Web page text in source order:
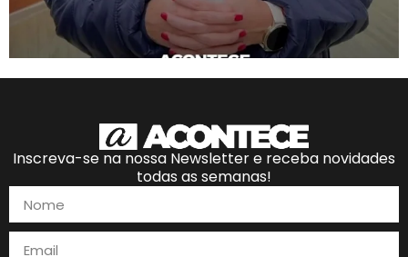
Inscreva-se na nossa Newsletter e receba novidades
todas as semanas!